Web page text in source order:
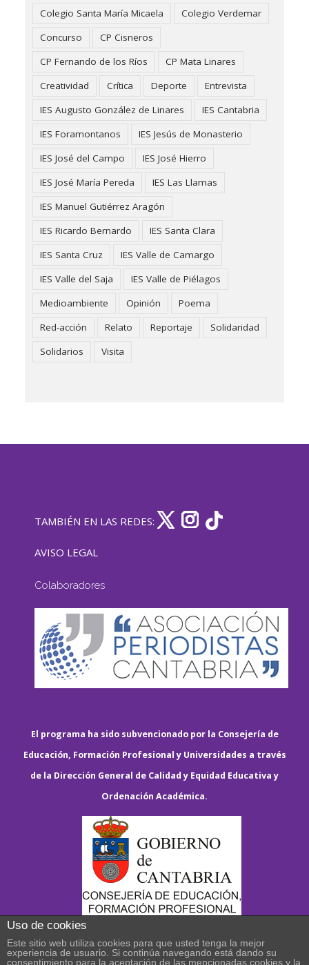
Colegio Santa María Micaela
Colegio Verdemar
Concurso
CP Cisneros
CP Fernando de los Ríos
CP Mata Linares
Creatividad
Crítica Deporte
Entrevista
IES Augusto González de Linares
IES Cantabria
IES Foramontanos
IES Jesús de Monasterio
IES José del Campo
IES José Hierro
IES José María Pereda
IES Las Llamas
IES Manuel Gutiérrez Aragón
IES Ricardo Bernardo
IES Santa Clara
IES Santa Cruz
IES Valle de Camargo
IES Valle del Saja
IES Valle de Piélagos
Medioambiente
Opinión
Poema
Red-acción
Relato Reportaje
Solidaridad
Solidarios
Visita
TAMBIÉN EN LAS REDES:
AVISO LEGAL
Colaboradores
El programa ha sido subvencionado por la Consejería de
Educación, Formación Profesional y Universidades a través
de la Dirección General de Calidad y Equidad Educativa y
Ordenación Académica.
Uso de cookies
Este sitio web utiliza cookies para que usted tenga la mejor
experiencia de usuario. Si continúa navegando está dando su
consentimiento para la aceptación de las mencionadas cookies y la